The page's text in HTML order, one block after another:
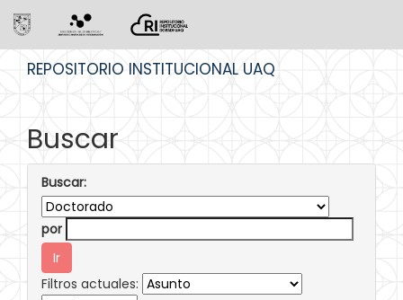
REPOSITORIO INSTITUCIONAL UAQ
Buscar
Buscar:
por
Filtros actuales: